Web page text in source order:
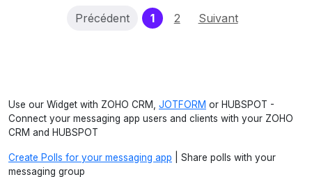
Précédent 1(current)
2 Suivant
Use our Widget with ZOHO CRM, JOTFORM or HUBSPOT -
Connect your messaging app users and clients with your ZOHO
CRM and HUBSPOT
Create Polls for your messaging app | Share polls with your
messaging group